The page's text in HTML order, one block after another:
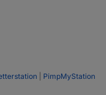
PimpMyStation